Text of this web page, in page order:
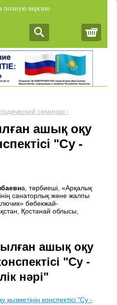
полную версию
семинар «Обобщение
ашық оқу
"Су -
а, тәрбиеші, «Арқалық
санаторлық және жалпы
бөбекжай-
Қостанай облысы,
ашық оқу
"Су -
нәрі"
конспектісі "Су -